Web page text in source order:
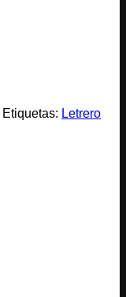
Etiquetas: Letrero